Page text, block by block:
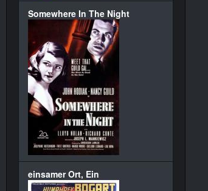
Somewhere In The Night
einsamer Ort, Ein